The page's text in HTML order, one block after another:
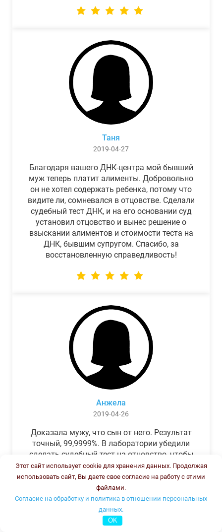
Таня
2019-04-27
Благодаря вашего ДНК-центра мой бывший
муж теперь платит алименты. Добровольно
он не хотел содержать ребенка, потому что
видите ли, сомневался в отцовстве. Сделали
судебный тест ДНК, и на его основании суд
установил отцовство и вынес решение о
взыскании алиментов и стоимости теста на
ДНК, бывшим супругом. Спасибо, за
восстановленную справедливость!
Анжела
2019-04-26
Доказала мужу, что сын от него. Результат
точный, 99,9999%. В лаборатории убедили
сделать судебный тест на отцовство, чтобы
можно было предъявить в суде. Результат
был готов через неделю, как и
обещали.Теперь муж бегает и извиняется.
Этот сайт использует cookie для хранения данных. Продолжая
использовать сайт, Вы даете свое согласие на работу с этими
файлами.
Согласие на обработку и политика в отношении персональных
данных.
OK